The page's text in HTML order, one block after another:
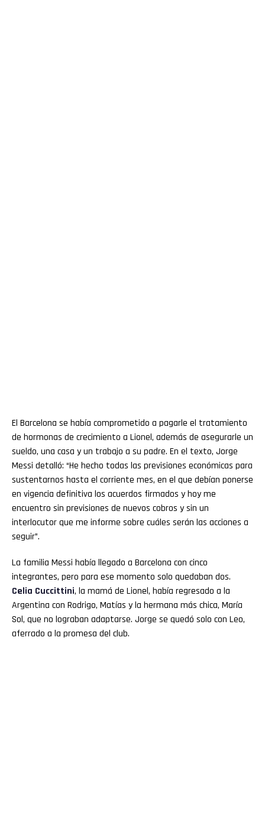
El Barcelona se había comprometido a pagarle el tratamiento
de hormonas de crecimiento a Lionel, además de asegurarle un
sueldo, una casa y un trabajo a su padre. En el texto, Jorge
Messi detalló: “He hecho todas las previsiones económicas para
sustentarnos hasta el corriente mes, en el que debían ponerse
en vigencia definitiva los acuerdos firmados y hoy me
encuentro sin previsiones de nuevos cobros y sin un
interlocutor que me informe sobre cuáles serán las acciones a
seguir”.
La familia Messi había llegado a Barcelona con cinco
integrantes, pero para ese momento solo quedaban dos.
Celia Cuccittini, la mamá de Lionel, había regresado a la
Argentina con Rodrigo, Matías y la hermana más chica, María
Sol, que no lograban adaptarse. Jorge se quedó solo con Leo,
aferrado a la promesa del club.